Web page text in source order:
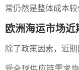
常仍然是整体成本较
欧洲海运市场近
除了政策因素，近